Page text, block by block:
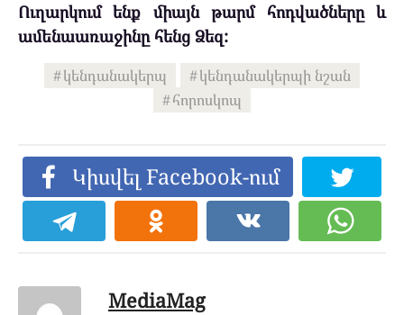
Ուղարկում ենք միայն թարմ հոդվածները և
ամենաառաջինը հենց Ձեզ:
կենդանակերպ
կենդանակերպի նշան
հորոսկոպ
Կիսվել Facebook-ում
MediaMag